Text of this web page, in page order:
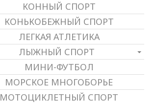
КОННЫЙ СПОРТ
КОНЬКОБЕЖНЫЙ СПОРТ
ЛЕГКАЯ АТЛЕТИКА
ЛЫЖНЫЙ СПОРТ
МИНИ-ФУТБОЛ
МОРСКОЕ МНОГОБОРЬЕ
МОТОЦИКЛЕТНЫЙ СПОРТ